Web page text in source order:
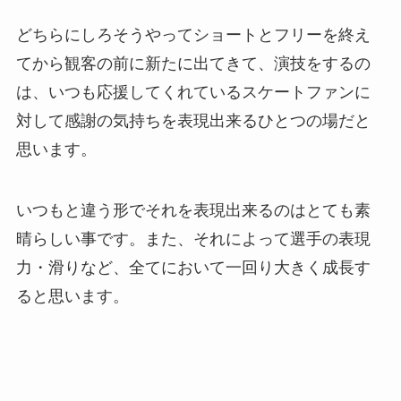
どちらにしろそうやってショートとフリーを終え
てから観客の前に新たに出てきて、演技をするの
は、いつも応援してくれているスケートファンに
対して感謝の気持ちを表現出来るひとつの場だと
思います。
いつもと違う形でそれを表現出来るのはとても素
晴らしい事です。また、それによって選手の表現
力・滑りなど、全てにおいて一回り大きく成長す
ると思います。